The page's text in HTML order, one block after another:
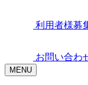
利用者様募
お問い合わ
MENU